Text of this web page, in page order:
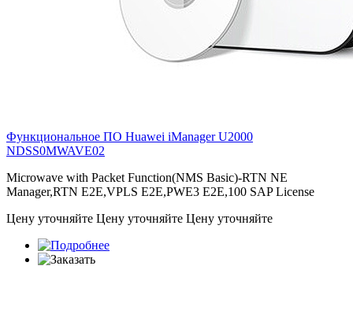
Функциональное ПО Huawei iManager U2000
NDSS0MWAVE02
Microwave with Packet Function(NMS Basic)-RTN NE
Manager,RTN E2E,VPLS E2E,PWE3 E2E,100 SAP License
Цену уточняйте Цену уточняйте Цену уточняйте